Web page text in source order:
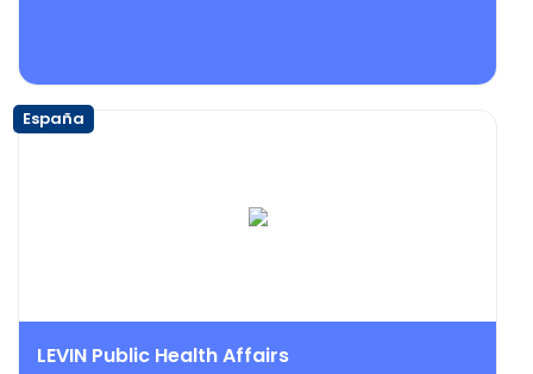
España
LEVIN Public Health Affairs